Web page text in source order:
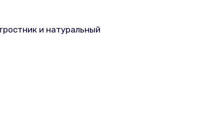
и натуральный